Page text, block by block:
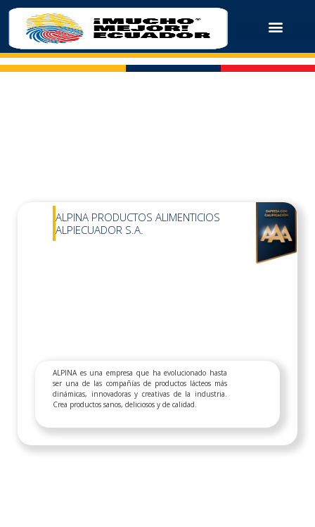
ALPINA PRODUCTOS ALIMENTICIOS
ALPIECUADOR S.A.
ALPINA es una empresa que ha evolucionado hasta
ser una de las compañías de productos lácteos más
dinámicas, innovadoras y creativas de la industria.
Crea productos sanos, deliciosos y de calidad.